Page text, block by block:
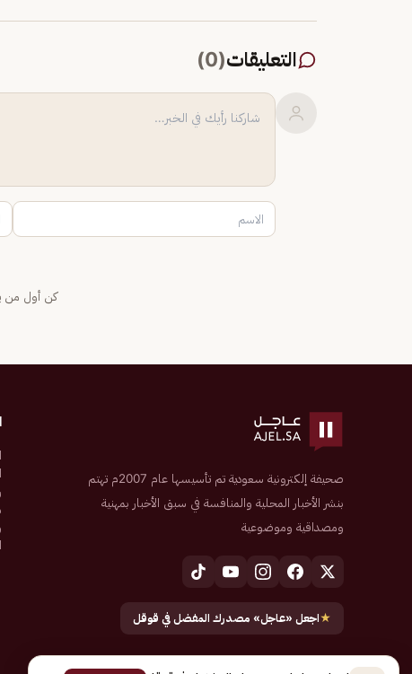
التعليقات(
0
)
كن أول من
صحيفة إلكترونية سعودية تم تأسيسها عام 2007م تهتم
بنشر الأخبار المحلية والمنافسة في سبق الأخبار بمهنية
ومصداقية وموضوعية
★اجعل «عاجل» مصدرك المفضل في قوقل